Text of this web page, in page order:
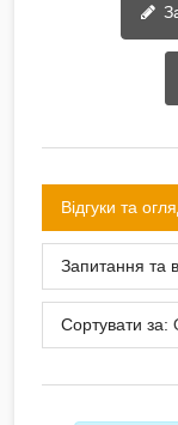
Відгуки та
Запитання та
Сортувати за: